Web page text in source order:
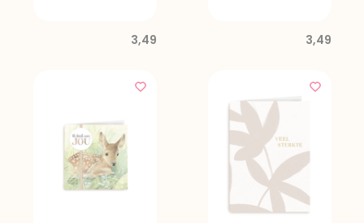
3,49 3,49